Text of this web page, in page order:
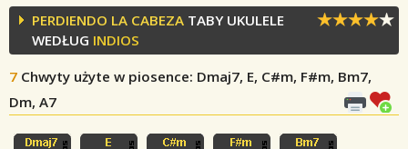
PERDIENDO LA CABEZA TABY UKULELE
WEDŁUG INDIOS
7 Chwyty użyte w piosence: Dmaj7, E, C#m, F#m, Bm7,
Dm, A7